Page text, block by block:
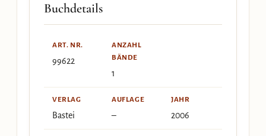
Buchdetails
ART. NR.
99622
ANZAHL
BÄNDE
1
VERLAG
Bastei
AUFLAGE
–
JAHR
2006